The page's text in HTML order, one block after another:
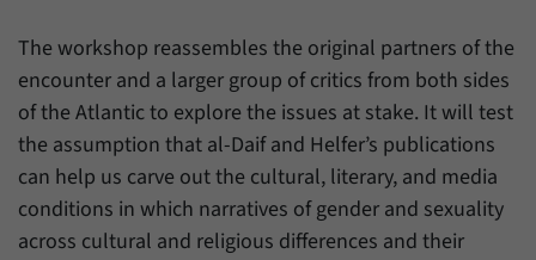
The workshop reassembles the original partners of the
encounter and a larger group of critics from both sides
of the Atlantic to explore the issues at stake. It will test
the assumption that al-Daif and Helfer’s publications
can help us carve out the cultural, literary, and media
conditions in which narratives of gender and sexuality
across cultural and religious differences and their